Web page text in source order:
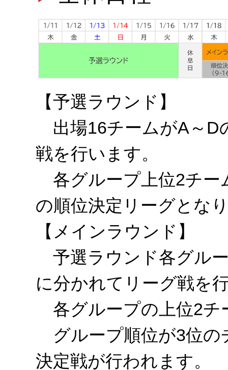
【予選ラウンド】
出場16チームがA～D
戦を行います。
各グループ上位2チー
の順位決定リーグとな
【メインラウンド】
予選ラウンド各グル
に分かれてリーグ戦を
各グループの上位2チ
グループ順位が3位の
決定戦が行われます。